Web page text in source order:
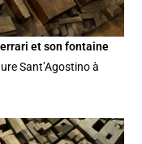
et son fontaine
Sant’Agostino à